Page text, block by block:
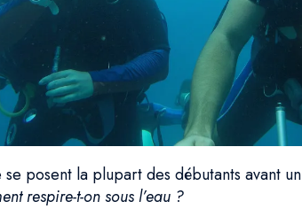
posent la plupart des débutants avant un
respire-t-on sous l’eau ?